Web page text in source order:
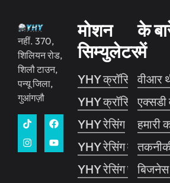
नहीं. 370,
शिलियन रोड,
शिलौ टाउन,
पन्यू जिला,
गुआंगज़ौ
मोशन
सिम्युलेटर
YHY क्रॉसिंग 2
YHY क्रॉसिंग 1
YHY रेसिंग
YHY रेसिंग वी.आर
YHY रेसिंग प्रो
के
में
वीआर
एक्सडी
हमारी
बिजनेस